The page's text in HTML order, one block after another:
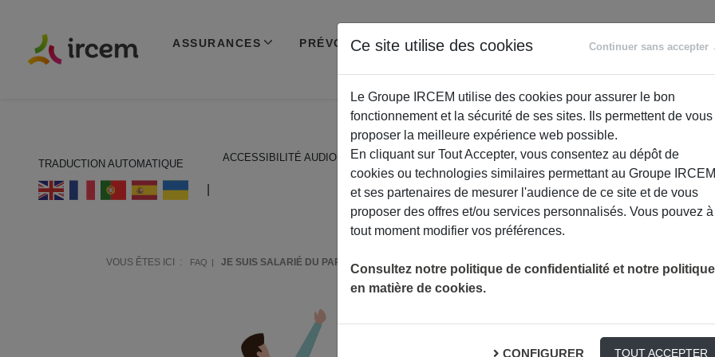
ASSURANCES PRÉVOYANCE RETRAITE
ACCOMPAGNEMENT
TRADUCTION AUTOMATIQUE
ACCESSIBILITÉ AUDIO
VOUS ÊTES ICI : FAQ JE SUIS SALARIÉ DU PARTICULIER EMPLOYEUR ET JE SOUHAITE CONNAÎTRE LES RISQUES COUVERTS
Comment vous aider ?
Ce site utilise des cookies Continuer sans accepter
Le Groupe IRCEM utilise des cookies pour assurer le bon
fonctionnement et la sécurité de ses sites. Ils permettent de vous
proposer la meilleure expérience web possible.
En cliquant sur Tout Accepter, vous consentez au dépôt de
cookies ou technologies similaires permettant au Groupe IRCEM
et ses partenaires de mesurer l'audience de ce site et de vous
proposer des offres et/ou services personnalisés. Vous pouvez à
tout moment modifier vos préférences.
Consultez notre politique de confidentialité et notre politique
en matière de cookies.
CONFIGURER TOUT ACCEPTER